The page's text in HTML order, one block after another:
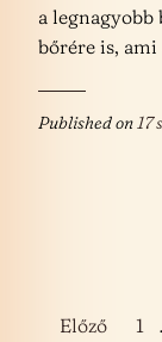
a legnagyobb
bőrére is,
Published on17
Előző 1